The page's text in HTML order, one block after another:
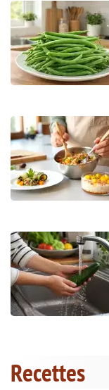
Recettes